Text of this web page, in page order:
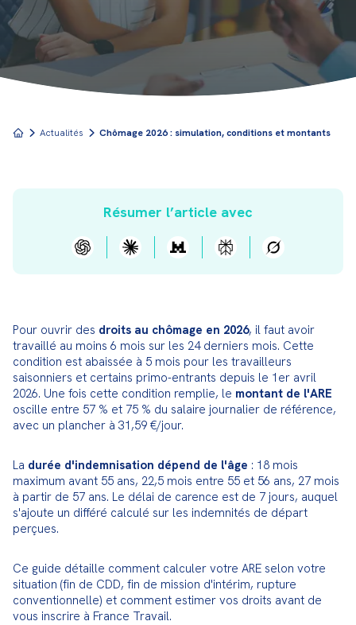
Actualités Chômage 2026 : simulation, conditions et montants
Résumer l’article avec
Pour ouvrir des droits au chômage en 2026, il faut avoir
travaillé au moins 6 mois sur les 24 derniers mois. Cette
condition est abaissée à 5 mois pour les travailleurs
saisonniers et certains primo-entrants depuis le 1er avril
2026. Une fois cette condition remplie, le montant de l'ARE
oscille entre 57 % et 75 % du salaire journalier de référence,
avec un plancher à 31,59 €/jour.
La durée d'indemnisation dépend de l'âge : 18 mois
maximum avant 55 ans, 22,5 mois entre 55 et 56 ans, 27 mois
à partir de 57 ans. Le délai de carence est de 7 jours, auquel
s'ajoute un différé calculé sur les indemnités de départ
perçues.
Ce guide détaille comment calculer votre ARE selon votre
situation (fin de CDD, fin de mission d'intérim, rupture
conventionnelle) et comment estimer vos droits avant de
vous inscrire à France Travail.